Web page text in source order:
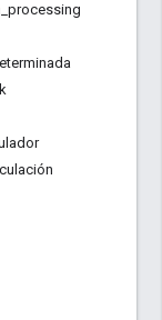
processing